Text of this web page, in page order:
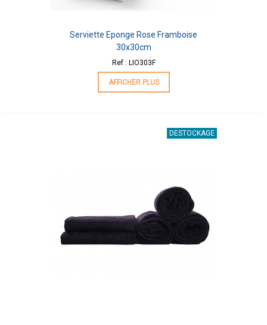
Serviette Eponge Rose Framboise
30x30cm
Ref : LIO303F
AFFICHER PLUS
DESTOCKAGE